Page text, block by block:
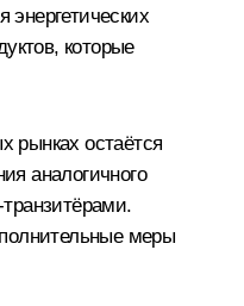
энергетических
которые
рынках остаётся
аналогичного
меры